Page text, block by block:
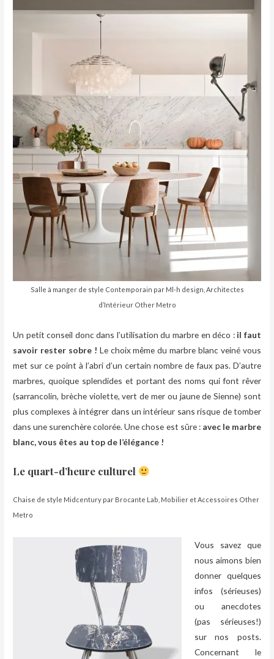
Salle à manger de style Contemporain par Ml-h design Architectes
d’Intérieur Other Metro
Un petit conseil donc dans l’utilisation du marbre en déco : il faut
savoir rester sobre ! Le choix même du marbre blanc veiné vous
met sur ce point à l’abri d’un certain nombre de faux pas. D’autre
marbres, quoique splendides et portant des noms qui font rêver
(sarrancolin, brèche violette, vert de mer ou jaune de Sienne) sont
plus complexes à intégrer dans un intérieur sans risque de tomber
dans une surenchère colorée. Une chose est sûre :avec le marbre
blanc, vous êtes au top de l’élégance !
Le quart-d’heure culturel
Chaise de style Midcentury par Brocante Lab Mobilier et Accessoires Other
Metro
Vous savez que
nous aimons bien
donner quelques
infos (sérieuses)
ou anecdotes
(pas sérieuses!)
sur nos posts.
Concernant le